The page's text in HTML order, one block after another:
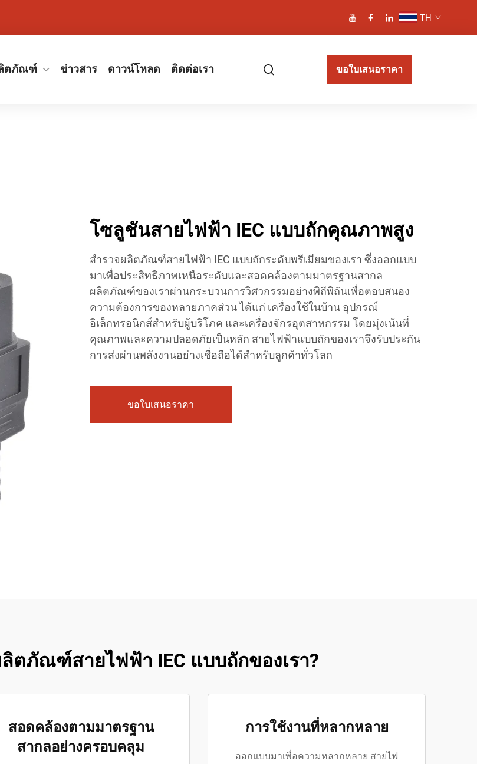
TH
ตภัณฑ์ ข่าวสาร ดาวน์โหลด ติดต่อเรา ขอใบเสนอราคา
โซลูชันสายไฟฟ้า IEC แบบถักคุณภาพสูง
สำรวจผลิตภัณฑ์สายไฟฟ้า IEC แบบถักระดับพรีเมียมของเรา ซึ่งออกแบบ
มาเพื่อประสิทธิภาพเหนือระดับและสอดคล้องตามมาตรฐานสากล
ผลิตภัณฑ์ของเราผ่านกระบวนการวิศวกรรมอย่างพิถีพิถันเพื่อตอบสนอง
ความต้องการของหลายภาคส่วน ได้แก่ เครื่องใช้ในบ้าน อุปกรณ์
อิเล็กทรอนิกส์สำหรับผู้บริโภค และเครื่องจักรอุตสาหกรรม โดยมุ่งเน้นที่
คุณภาพและความปลอดภัยเป็นหลัก สายไฟฟ้าแบบถักของเราจึงรับประกัน
การส่งผ่านพลังงานอย่างเชื่อถือได้สำหรับลูกค้าทั่วโลก
ขอใบเสนอราคา
ลิตภัณฑ์สายไฟฟ้า IEC แบบถักของเรา?
สอดคล้องตามมาตรฐาน
สากลอย่างครอบคลุม
การใช้งานที่หลากหลาย
ออกแบบมาเพื่อความหลากหลาย สายไฟ